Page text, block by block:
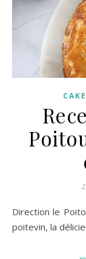
Direction le Poitou pour découvrir ou redécouvrir le broyé
poitevin, la